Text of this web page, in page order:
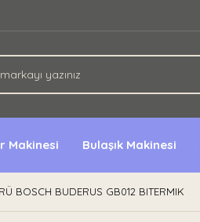
Makinesi Bulaşık Makinesi
BOSCH BUDERUS GB012 BITERMIK